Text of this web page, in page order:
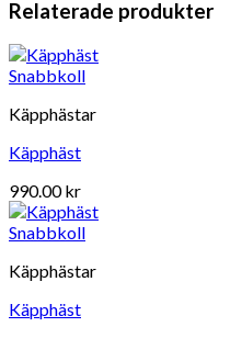
Relaterade produkter
Snabbkoll
Käpphästar
Käpphäst
990.00kr
Snabbkoll
Käpphästar
Käpphäst